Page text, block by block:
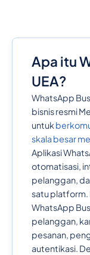
Apa itu
UEA?
WhatsApp
bisnis resmi
untuk
skala besar
Aplikasi
otomatisasi,
pelanggan,
satu platform.
WhatsApp
pelanggan,
pesanan,
autentikasi.